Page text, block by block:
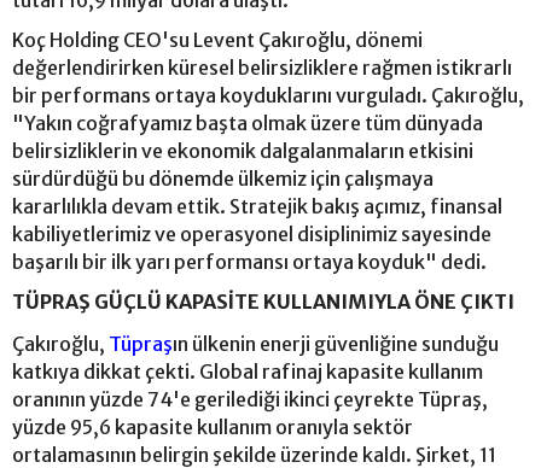
Koç Holding CEO'su Levent Çakıroğlu, dönemi
değerlendirirken küresel belirsizliklere rağmen istikrarlı
bir performans ortaya koyduklarını vurguladı. Çakıroğlu,
"Yakın coğrafyamız başta olmak üzere tüm dünyada
belirsizliklerin ve ekonomik dalgalanmaların etkisini
sürdürdüğü bu dönemde ülkemiz için çalışmaya
kararlılıkla devam ettik. Stratejik bakış açımız, finansal
kabiliyetlerimiz ve operasyonel disiplinimiz sayesinde
başarılı bir ilk yarı performansı ortaya koyduk" dedi.
TÜPRAŞ GÜÇLÜ KAPASİTE KULLANIMIYLA ÖNE ÇIKTI
Çakıroğlu, Tüpraşın ülkenin enerji güvenliğine sunduğu
katkıya dikkat çekti. Global rafinaj kapasite kullanım
oranının yüzde 74'e gerilediği ikinci çeyrekte Tüpraş,
yüzde 95,6 kapasite kullanım oranıyla sektör
ortalamasının belirgin şekilde üzerinde kaldı. Şirket, 11